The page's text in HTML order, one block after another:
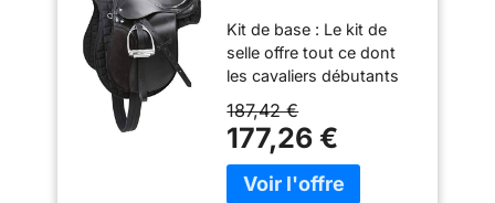
29,5cm, longueur
de sangle 95cm,
confortable, bien
ajustée, avec et
tapis de selle inclus
Kit de base : Le kit de
selle offre tout ce dont
les cavaliers débutants
lancer dans l’équitation
au meilleur prix. Inutile de
se mettre à la recherche
des différentes pièces
187,42 €
177,26 €